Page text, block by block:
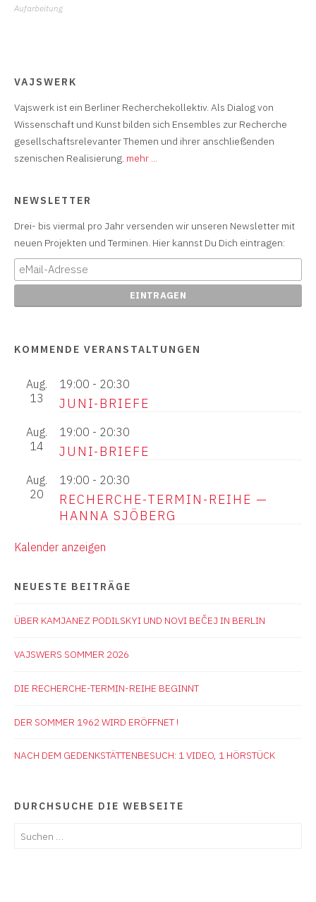
NAVIGATION
Aufarbeitung
VAJSWERK
Vajswerk ist ein Berliner Recherchekollektiv. Als Dialog von
Wissenschaft und Kunst bilden sich Ensembles zur Recherche
gesellschaftsrelevanter Themen und ihrer anschließenden
szenischen Realisierung. mehr ...
NEWSLETTER
Drei- bis viermal pro Jahr versenden wir unseren Newsletter mit
neuen Projekten und Terminen. Hier kannst Du Dich eintragen:
KOMMENDE VERANSTALTUNGEN
Aug.
13
19:00 - 20:30
JUNI-BRIEFE
Aug.
14
19:00 - 20:30
JUNI-BRIEFE
Aug.
20
19:00 - 20:30
RECHERCHE-TERMIN-REIHE —
HANNA SJÖBERG
Kalender anzeigen
NEUESTE BEITRÄGE
ÜBER KAMJANEZ PODILSKYI UND NOVI BEČEJ IN BERLIN
VAJSWERS SOMMER 2026
DIE RECHERCHE-TERMIN-REIHE BEGINNT
DER SOMMER 1962 WIRD ERÖFFNET !
NACH DEM GEDENKSTÄTTENBESUCH: 1 VIDEO, 1 HÖRSTÜCK
DURCHSUCHE DIE WEBSEITE
Suchen